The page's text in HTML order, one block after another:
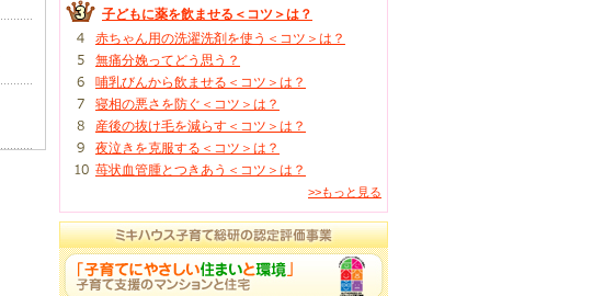
子どもに薬を飲ませる＜コツ＞は？
赤ちゃん用の洗濯洗剤を使う＜コツ＞は？
無痛分娩ってどう思う？
哺乳びんから飲ませる＜コツ＞は？
寝相の悪さを防ぐ＜コツ＞は？
産後の抜け毛を減らす＜コツ＞は？
夜泣きを克服する＜コツ＞は？
苺状血管腫とつきあう＜コツ＞は？
>>もっと見る